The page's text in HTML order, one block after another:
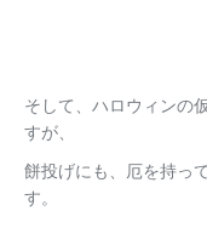
そして、ハロウィンの
すが、
餅投げにも、厄を持っ
す。